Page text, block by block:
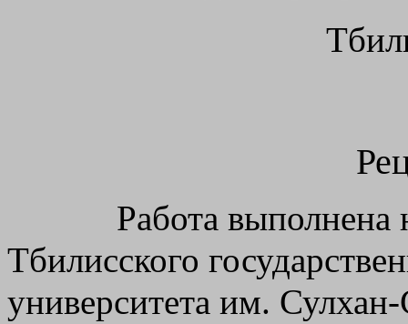
Работа выполнена на
Тбилисского
университета им.